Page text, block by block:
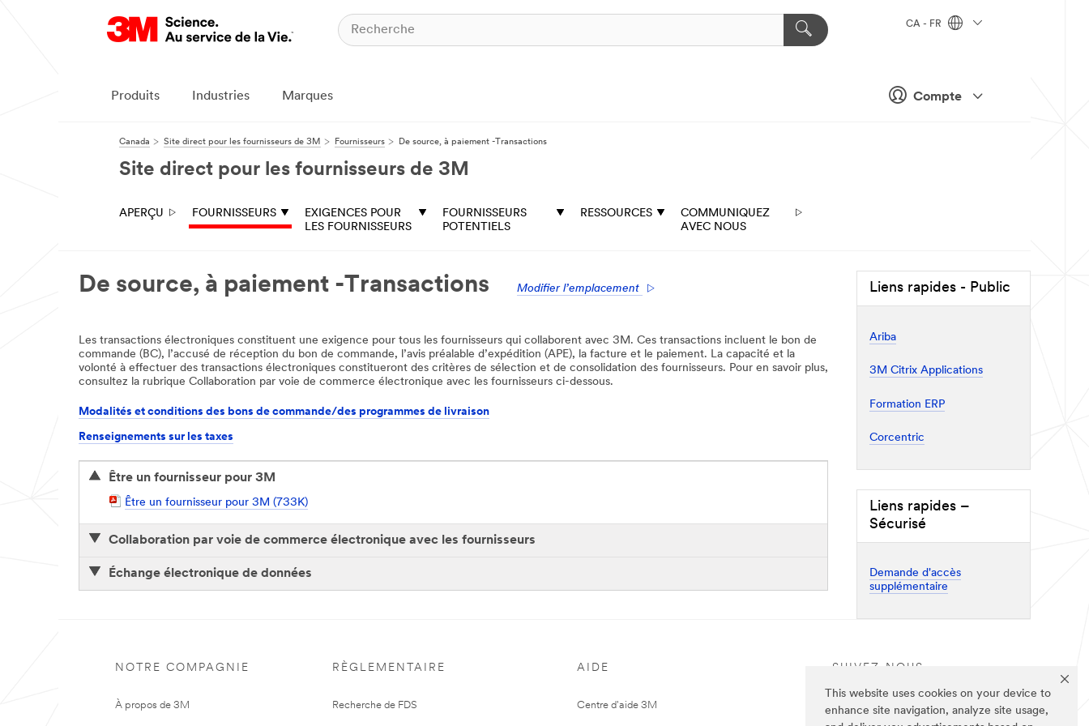
This website uses cookies on your device to
enhance site navigation, analyze site usage,
Compte
CA - FR
Produits Industries Marques
Canada Site direct pour les fournisseurs de 3M Fournisseurs De source, à paiement -Transactions
Site direct pour les fournisseurs de 3M
APERÇU FOURNISSEURS
EXIGENCES POUR
LES FOURNISSEURS
FOURNISSEURS
POTENTIELS
RESSOURCES
COMMUNIQUEZ
AVEC NOUS
De source, à paiement -Transactions Modifier l’emplacement
Les transactions électroniques constituent une exigence pour tous les fournisseurs qui collaborent avec 3M. Ces transactions incluent le bon de
commande (BC), l’accusé de réception du bon de commande, l’avis préalable d’expédition (APE), la facture et le paiement. La capacité et la
volonté à effectuer des transactions électroniques constitueront des critères de sélection et de consolidation des fournisseurs. Pour en savoir plus,
consultez la rubrique Collaboration par voie de commerce électronique avec les fournisseurs ci-dessous.
Modalités et conditions des bons de commande/des programmes de livraison
Renseignements sur les taxes
Être un fournisseur pour 3M
P
F
D
c
Être un fournisseur pour 3M (733K)
Collaboration par voie de commerce électronique avec les fournisseurs
Échange électronique de données
Liens rapides - Public
Ariba
3M Citrix Applications
Formation ERP
Corcentric
Liens rapides –
Sécurisé
Demande d'accès
supplémentaire
NOTRE COMPAGNIE
À propos de 3M
RÈGLEMENTAIRE
Recherche de FDS
AIDE
Centre d'aide 3M
SUIVEZ-NOUS